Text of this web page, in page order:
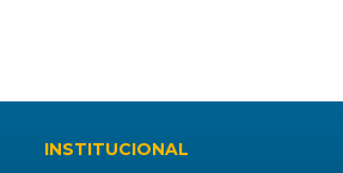
INSTITUCIONAL